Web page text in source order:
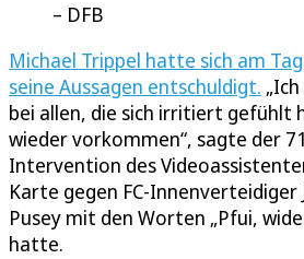
DFB
Michael Trippel hatte sich am
seine Aussagen entschuldigt.
bei allen, die sich irritiert gefühlt
wieder vorkommen“, sagte der
Intervention des
Karte gegen FC-Innenverteidiger
Pusey mit den Worten „Pfui,
hatte.